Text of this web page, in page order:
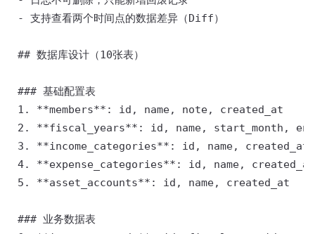
- 支持查看两个时间点的数据差异（Diff）
## 数据库设计（10张表）
### 基础配置表
1. **members**: id, name, note, created_at
2. **fiscal_years**: id, name, start_month,
3. **income_categories**: id, name, created_at
4. **expense_categories**: id, name,
5. **asset_accounts**: id, name, created_at
### 业务数据表